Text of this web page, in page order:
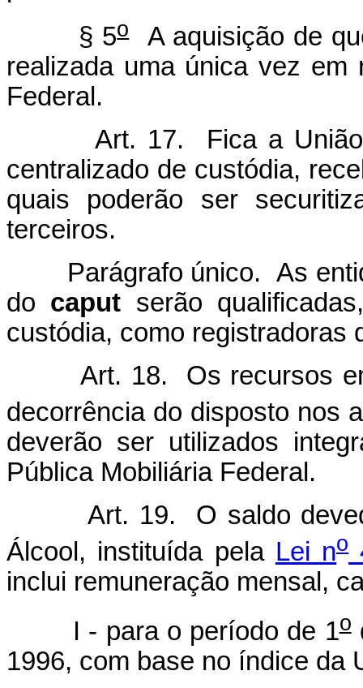
§ 5oA aquisição de
realizada uma única vez
Federal.
Art. 17. Fica a
centralizado de custódia,
quais poderão ser
terceiros.
Parágrafo único. As
do caput serão
custódia, como registradoras
Art. 18. Os recursos
decorrência do disposto nos
deverão ser utilizados
Pública Mobiliária Federal.
Art. 19. O saldo
Álcool, instituída pela Lei no
inclui remuneração mensal,
I - para o período de 1o
1996, com base no índice da